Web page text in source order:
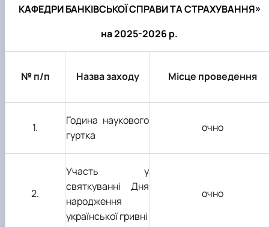
КАФЕДРИ БАНКІВСЬКОЇ СПРАВИ ТА СТРАХУВАННЯ»
на 2025-2026 р.
№ п/п Назва заходу Місце проведення
1.
Година наукового
гуртка
очно
2.
Участь у
святкуванні Дня
народження
української гривні
очно